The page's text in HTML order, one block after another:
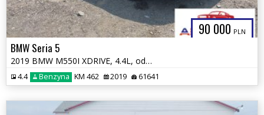
90 000 PLN
BMW Seria 5
2019 BMW M550I XDRIVE, 4.4L, od ubezpieczalni
4.4 Benzyna KM 462 2019 61641